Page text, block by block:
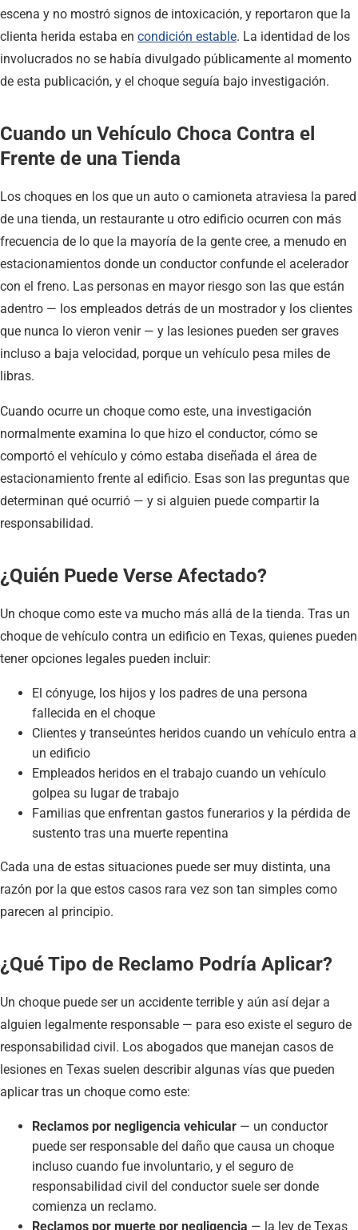
escena y no mostró signos de intoxicación, y reportaron que la
clienta herida estaba en condición estable. La identidad de los
involucrados no se había divulgado públicamente al momento
de esta publicación, y el choque seguía bajo investigación.
Cuando un Vehículo Choca Contra el
Frente de una Tienda
Los choques en los que un auto o camioneta atraviesa la pared
de una tienda, un restaurante u otro edificio ocurren con más
frecuencia de lo que la mayoría de la gente cree, a menudo en
estacionamientos donde un conductor confunde el acelerador
con el freno. Las personas en mayor riesgo son las que están
adentro — los empleados detrás de un mostrador y los clientes
que nunca lo vieron venir — y las lesiones pueden ser graves
incluso a baja velocidad, porque un vehículo pesa miles de
libras.
Cuando ocurre un choque como este, una investigación
normalmente examina lo que hizo el conductor, cómo se
comportó el vehículo y cómo estaba diseñada el área de
estacionamiento frente al edificio. Esas son las preguntas que
determinan qué ocurrió — y si alguien puede compartir la
responsabilidad.
¿Quién Puede Verse Afectado?
Un choque como este va mucho más allá de la tienda. Tras un
choque de vehículo contra un edificio en Texas, quienes pueden
tener opciones legales pueden incluir:
El cónyuge, los hijos y los padres de una persona
fallecida en el choque
Clientes y transeúntes heridos cuando un vehículo entra a
un edificio
Empleados heridos en el trabajo cuando un vehículo
golpea su lugar de trabajo
Familias que enfrentan gastos funerarios y la pérdida de
sustento tras una muerte repentina
Cada una de estas situaciones puede ser muy distinta, una
razón por la que estos casos rara vez son tan simples como
parecen al principio.
¿Qué Tipo de Reclamo Podría Aplicar?
Un choque puede ser un accidente terrible y aún así dejar a
alguien legalmente responsable — para eso existe el seguro de
responsabilidad civil. Los abogados que manejan casos de
lesiones en Texas suelen describir algunas vías que pueden
aplicar tras un choque como este:
Reclamos por negligencia vehicular — un conductor
puede ser responsable del daño que causa un choque
incluso cuando fue involuntario, y el seguro de
responsabilidad civil del conductor suele ser donde
comienza un reclamo.
Reclamos por muerte por negligencia — la ley de Texas